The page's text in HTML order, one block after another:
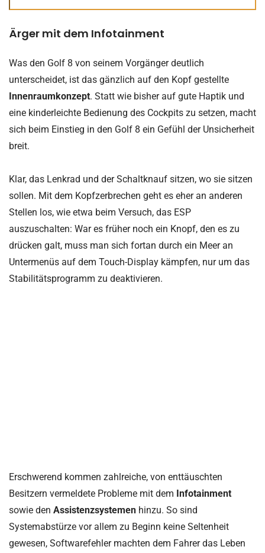
Ärger mit dem Infotainment
Was den Golf 8 von seinem Vorgänger deutlich
unterscheidet, ist das gänzlich auf den Kopf gestellte
Innenraumkonzept. Statt wie bisher auf gute Haptik und
eine kinderleichte Bedienung des Cockpits zu setzen, macht
sich beim Einstieg in den Golf 8 ein Gefühl der Unsicherheit
breit.
Klar, das Lenkrad und der Schaltknauf sitzen, wo sie sitzen
sollen. Mit dem Kopfzerbrechen geht es eher an anderen
Stellen los, wie etwa beim Versuch, das ESP
auszuschalten: War es früher noch ein Knopf, den es zu
drücken galt, muss man sich fortan durch ein Meer an
Untermenüs auf dem Touch-Display kämpfen, nur um das
Stabilitätsprogramm zu deaktivieren.
Erschwerend kommen zahlreiche, von enttäuschten
Besitzern vermeldete Probleme mit dem Infotainment
sowie den Assistenzsystemen hinzu. So sind
Systemabstürze vor allem zu Beginn keine Seltenheit
gewesen, Softwarefehler machten dem Fahrer das Leben